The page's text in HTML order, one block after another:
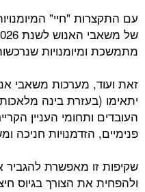
עם התקצרות "חיי"
מתמשכת ומיומנויות
זאת ועוד, מערכות משאבי
יתאימו (בעזרת בינה
העובדים ותחומי העניין
פנימיים, הזדמנויות חניכה
שקיפות זו מאפשרת להגביר
ולהפחית את הצורך בגיוס